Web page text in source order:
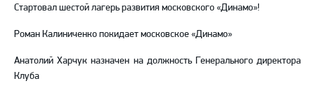
Стартовал шестой лагерь развития московского «Динамо»!
Роман Калиниченко покидает московское «Динамо»
Анатолий Харчук назначен на должность Генерального директора
Клуба